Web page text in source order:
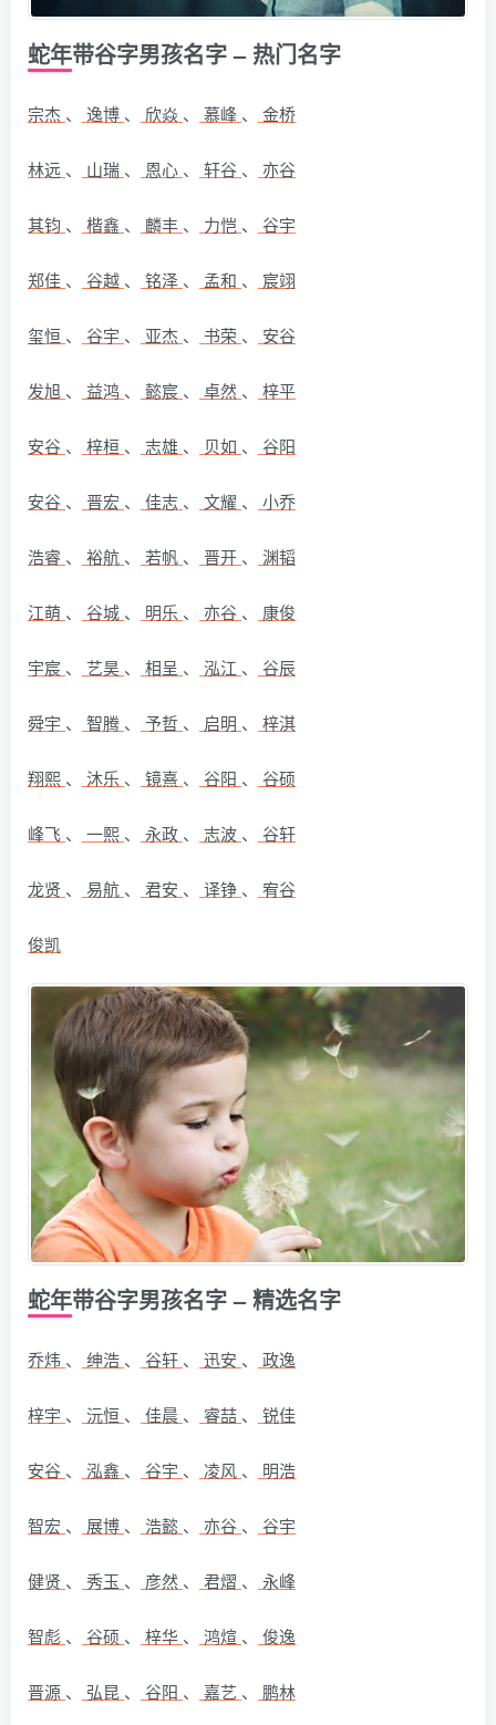
蛇年带谷字男孩名字 – 热门名字
宗杰 、 逸博 、 欣焱 、 慕峰 、 金桥
林远 、 山瑞 、 恩心 、 轩谷 、 亦谷
其钧 、 楷鑫 、 麟丰 、 力恺 、 谷宇
郑佳 、 谷越 、 铭泽 、 孟和 、 宸翊
玺恒 、 谷宇 、 亚杰 、 书荣 、 安谷
发旭 、 益鸿 、 懿宸 、 卓然 、 梓平
安谷 、 梓桓 、 志雄 、 贝如 、 谷阳
安谷 、 晋宏 、 佳志 、 文耀 、 小乔
浩睿 、 裕航 、 若帆 、 晋开 、 渊韬
江萌 、 谷城 、 明乐 、 亦谷 、 康俊
宇宸 、 艺昊 、 相呈 、 泓江 、 谷辰
舜宇 、 智腾 、 予哲 、 启明 、 梓淇
翔熙 、 沐乐 、 镜熹 、 谷阳 、 谷硕
峰飞 、 一熙 、 永政 、 志波 、 谷轩
龙贤 、 易航 、 君安 、 译铮 、 宥谷
俊凯
蛇年带谷字男孩名字 – 精选名字
乔炜 、 绅浩 、 谷轩 、 迅安 、 政逸
梓宇 、 沅恒 、 佳晨 、 睿喆 、 锐佳
安谷 、 泓鑫 、 谷宇 、 凌风 、 明浩
智宏 、 展博 、 浩懿 、 亦谷 、 谷宇
健贤 、 秀玉 、 彦然 、 君熠 、 永峰
智彪 、 谷硕 、 梓华 、 鸿煊 、 俊逸
晋源 、 弘昆 、 谷阳 、 嘉艺 、 鹏林